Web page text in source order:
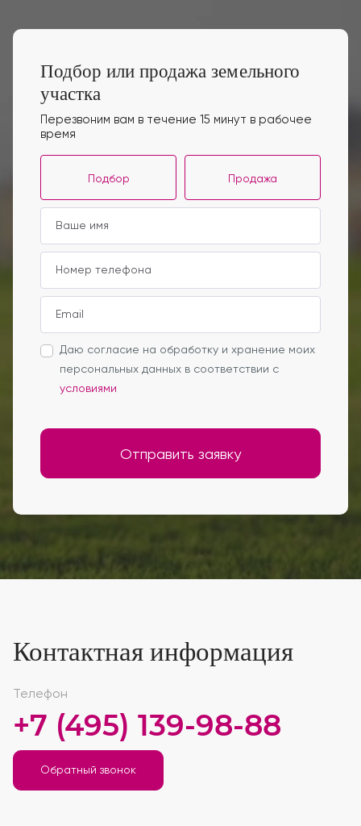
Подбор или продажа земельного
участка
Перезвоним вам в течение 15 минут в рабочее
время
Подбор Продажа
Даю согласие на обработку и хранение моих
персональных данных в соответствии с
условиями
Отправить заявку
Контактная информация
Телефон
+7 (495) 139-98-88
Обратный звонок